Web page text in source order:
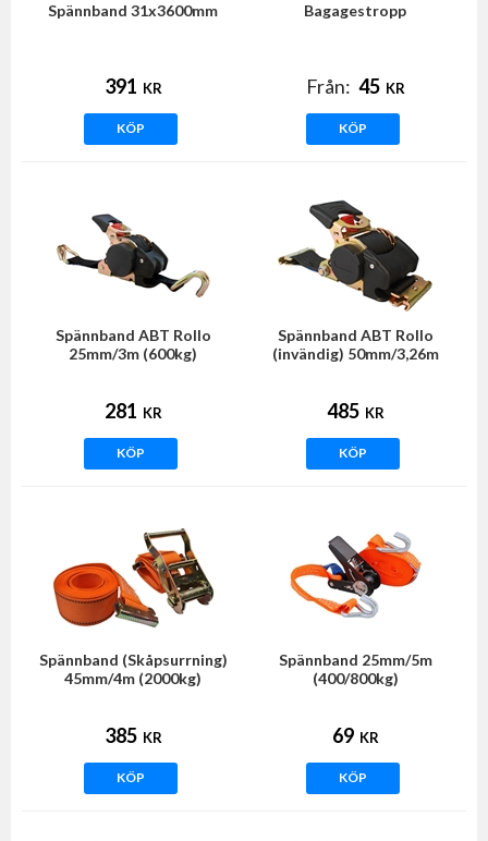
Spännband 31x3600mm
391 KR
KÖP
Bagagestropp
Från: 45 KR
KÖP
Spännband ABT Rollo
25mm/3m (600kg)
281 KR
KÖP
Spännband ABT Rollo
(invändig) 50mm/3,26m
485 KR
KÖP
Spännband (Skåpsurrning)
45mm/4m (2000kg)
385 KR
KÖP
Spännband 25mm/5m
(400/800kg)
69 KR
KÖP